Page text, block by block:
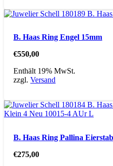
B. Haas Ring Engel 15mm
€550,00
Enthält 19% MwSt.
zzgl.Versand
B. Haas Ring Pallina
€275,00